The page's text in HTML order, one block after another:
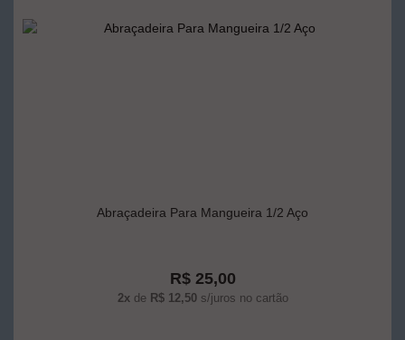
Abraçadeira Para Mangueira 1/2 Aço
R$ 25,00
2xde R$ 12,50s/juros no cartão